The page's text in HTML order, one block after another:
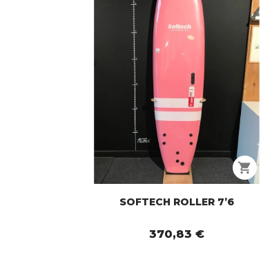
shopping_cart
SOFTECH ROLLER 7’6
370,83 €